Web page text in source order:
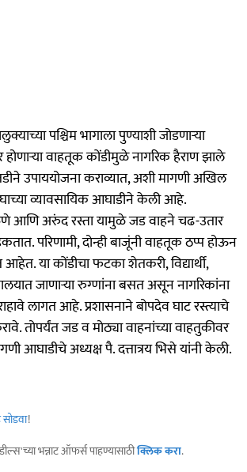
पश्चिम भागाला पुण्याशी जोडणाऱ्या
होणाऱ्या वाहतूक कोंडीमुळे नागरिक हैराण झाले
उपाययोजना कराव्यात, अशी मागणी अखिल
व्यावसायिक आघाडीने केली आहे.
आणि अरुंद रस्ता यामुळे जड वाहने चढ-उतार
परिणामी, दोन्ही बाजूंनी वाहतूक ठप्प होऊन
आहेत. या कोंडीचा फटका शेतकरी, विद्यार्थी,
जाणाऱ्या रुग्णांना बसत असून नागरिकांना
लागत आहे. प्रशासनाने बोपदेव घाट रस्त्याचे
तोपर्यंत जड व मोठ्या वाहनांच्या वाहतुकीवर
आघाडीचे अध्यक्ष पै. दत्तात्रय भिसे यांनी केली.
!
भन्नाट ऑफर्स पाहण्यासाठीक्लिक करा.